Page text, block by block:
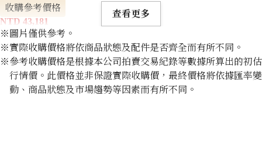
收購參考價格
NTD 43,181
查看更多
※圖片僅供參考。
※實際收購價格將依商品狀態及配件是否齊全而有所不同。
※參考收購價格是根據本公司拍賣交易紀錄等數據所算出的初估
行情價。此價格並非保證實際收購價，最終價格將依據匯率變
動、商品狀態及市場趨勢等因素而有所不同。